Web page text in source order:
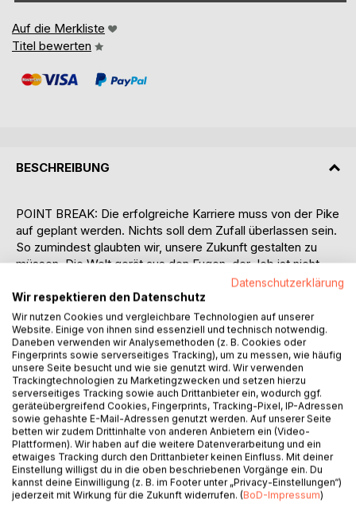
Auf die Merkliste
Titel bewerten
BESCHREIBUNG
POINT BREAK: Die erfolgreiche Karriere muss von der Pike
auf geplant werden. Nichts soll dem Zufall überlassen sein.
So zumindest glaubten wir, unsere Zukunft gestalten zu
müssen. Die Welt gerät aus den Fugen, der Job ist nicht
mehr sicher, die Zukunft scheint uns ungewiss und mit der
Entwicklung von Lösungen komplett überfordert, werfen
wir die großen Probleme unserer Zeit der Freitags-
Protest-Jugend vor die Füße. Was läuft hier gerade falsch?
Als ihm seine Frau ein restaurationswürdiges russisches
Motorrad mit Seitenwagen zum Geburtstag schenkt,
beginnt für Beat Geissler eine gedankliche Reise der
persönlichen Restauration. Er begibt sich auf einen Road-
Trip quer über die Alpen und durch alle Themen, die unser
tägliches Leben bestimmen, und stellt dabei vermeintliche
Gesetzmäßigkeiten in Frage.
Beat Geissler diskutiert mit Fundamental-Physikern,
studiert die Relativitätstheorie, steigt auf hohe Berge und
versucht sich auf dem Surfbrett. Sein Fazit: Wenn wir nach
Datenschutzerklärung
Wir respektieren den Datenschutz
Wir nutzen Cookies und vergleichbare Technologien auf unserer
Website. Einige von ihnen sind essenziell und technisch notwendig.
Daneben verwenden wir Analysemethoden (z. B. Cookies oder
Fingerprints sowie serverseitiges Tracking), um zu messen, wie häufig
unsere Seite besucht und wie sie genutzt wird. Wir verwenden
Trackingtechnologien zu Marketingzwecken und setzen hierzu
serverseitiges Tracking sowie auch Drittanbieter ein, wodurch ggf.
geräteübergreifend Cookies, Fingerprints, Tracking-Pixel, IP-Adressen
sowie gehashte E-Mail-Adressen genutzt werden. Auf unserer Seite
betten wir zudem Drittinhalte von anderen Anbietern ein (Video-
Plattformen). Wir haben auf die weitere Datenverarbeitung und ein
etwaiges Tracking durch den Drittanbieter keinen Einfluss. Mit deiner
Einstellung willigst du in die oben beschriebenen Vorgänge ein. Du
kannst deine Einwilligung (z. B. im Footer unter „Privacy-Einstellungen“)
jederzeit mit Wirkung für die Zukunft widerrufen. (BoD-Impressum)